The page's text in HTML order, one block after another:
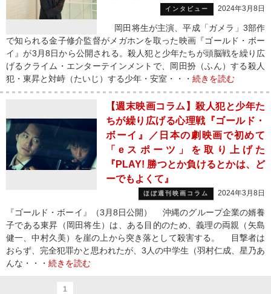
インタビュー 2024年3月8日
岡田将生が主演、平成「ガメラ」3部作
で知られる金子修介監督がメガホンを取った映画『ゴールド・ボー
イ』が3月8日から公開される。殺人犯と少年たちが頭脳戦を繰り広
げるクライム・エンターテインメントで、岡田扮（ふん）する殺人
犯・東昇と対峙（たいじ）する少年・安室・・・ 続きを読む
【週末映画コラム】殺人犯と少年た
ちが繰り広げる心理戦『ゴールド・
ボーイ』／日本の劇映画で初めて
「eスポーツ」を取り上げた
『PLAY! 勝つとか負けるとかは、ど
ーでもよくて』
ほぼ週刊映画コラム 2024年3月8日
『ゴールド・ボーイ』（3月8日公開） 沖縄のグループ企業の婿養
子である東昇（岡田将生）は、ある目的のため、義理の両親（矢島
健一、中村久美）を崖の上から突き落として殺害する。 目撃者は
おらず、完全犯罪かと思われたが、3人の中学生（羽村仁成、星乃あ
んな・・・ 続きを読む
1